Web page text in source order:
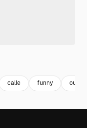
calle funny